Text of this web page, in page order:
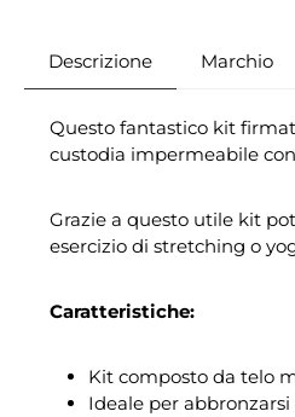
Descrizione Marchio
Questo fantastico kit
custodia impermeabile
Grazie a questo utile kit
esercizio di stretching o
Caratteristiche:
Kit composto da telo
Ideale per